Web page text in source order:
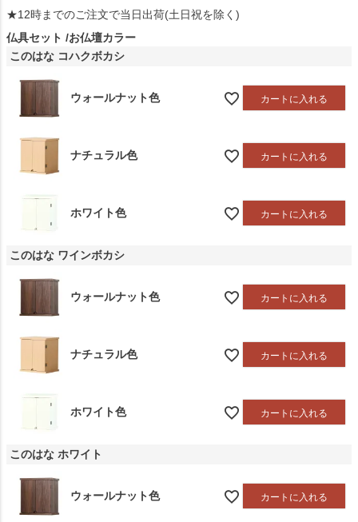
★12時までのご注文で当日出荷(土日祝を除く)
仏具セット
お仏壇カラー
このはな コハクボカシ
ウォールナット色 カートに入れる
ナチュラル色 カートに入れる
ホワイト色 カートに入れる
このはな ワインボカシ
ウォールナット色 カートに入れる
ナチュラル色 カートに入れる
ホワイト色 カートに入れる
このはな ホワイト
ウォールナット色 カートに入れる